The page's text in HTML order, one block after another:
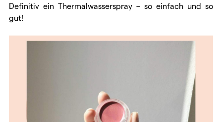
Definitiv ein Thermalwasserspray – so einfach und so
gut!